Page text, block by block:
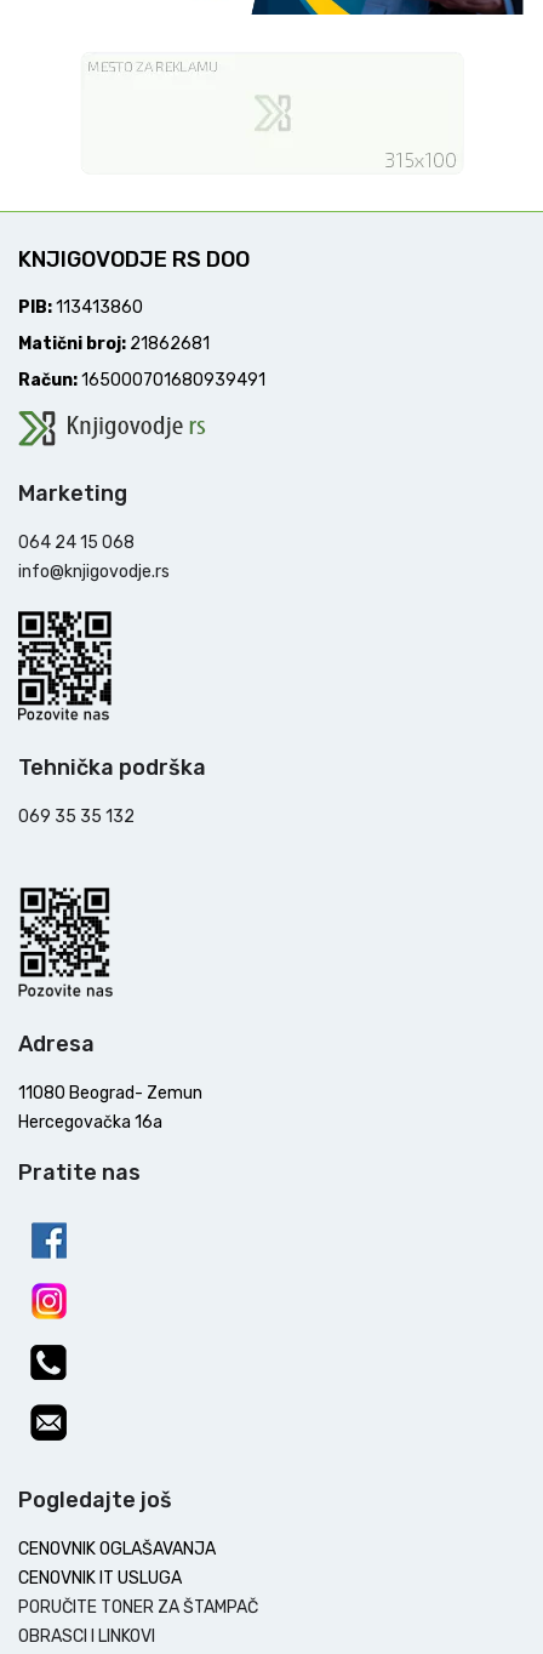
KNJIGOVODJE RS DOO
PIB:113413860
Matični broj: 21862681
Račun:165000701680939491
Marketing
064 24 15 068
info@knjigovodje.rs
Tehnička podrška
069 35 35 132
Adresa
11080 Beograd- Zemun
Hercegovačka 16a
Pratite nas
Pogledajte još
CENOVNIK OGLAŠAVANJA
CENOVNIK IT USLUGA
PORUČITE TONER ZA ŠTAMPAČ
OBRASCI I LINKOVI